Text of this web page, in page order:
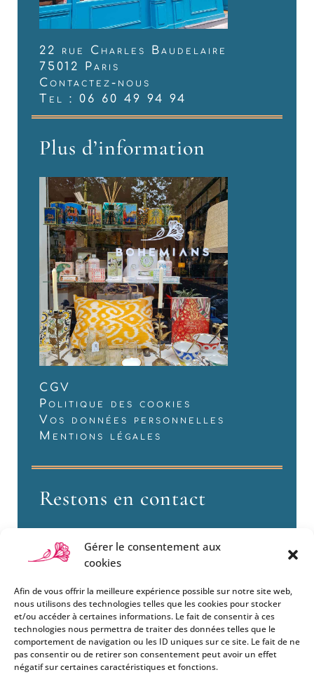
Gérer le consentement aux
cookies
Afin de vous offrir la meilleure expérience possible sur notre site web,
nous utilisons des technologies telles que les cookies pour stocker
et/ou accéder à certaines informations. Le fait de consentir à ces
technologies nous permettra de traiter des données telles que le
comportement de navigation ou les ID uniques sur ce site. Le fait de ne
pas consentir ou de retirer son consentement peut avoir un effet
négatif sur certaines caractéristiques et fonctions.
22 rue Charles Baudelaire
75012 Paris
Contactez-nous
Tel : 06 60 49 94 94
Plus d’information
CGV
Politique des cookies
Vos données personnelles
Mentions légales
Restons en contact
Si vous souhaitez être informés
des nouveautés et évènements
que nous organisons